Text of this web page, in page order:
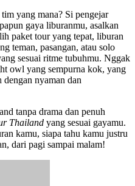
yang mana? Si pengejar
gaya liburanmu, asalkan
paket tour yang tepat, liburan
teman, pasangan, atau solo
sesuai ritme tubuhmu. Nggak
owl yang sempurna kok, yang
nyaman dan
tanpa drama dan penuh
Thailand yang sesuai gayamu.
kamu, siapa tahu kamu justru
dari pagi sampai malam!